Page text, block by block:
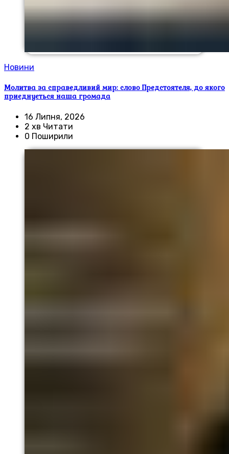
Новини
Молитва за справедливий мир: слово Предстоятеля, до якого
приєднується наша громада
16 Липня, 2026
2 хв Читати
0 Поширили